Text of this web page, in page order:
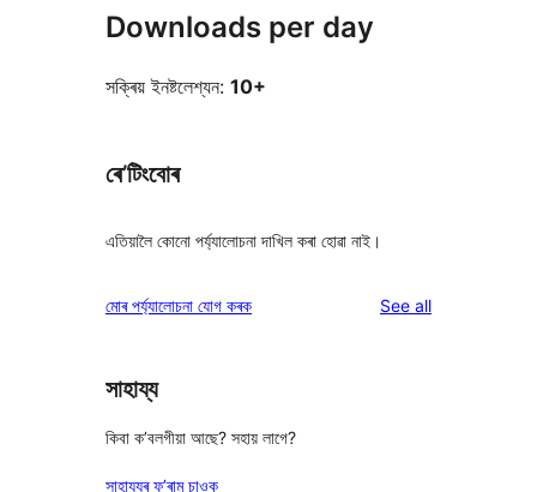
Downloads per day
সক্ৰিয় ইনষ্টলেশ্যন: 10+
ৰে’টিংবোৰ
এতিয়ালৈ কোনো পৰ্য্যালোচনা দাখিল কৰা হোৱা নাই।
মোৰ পৰ্য্যালোচনা যোগ কৰক See allreviews
সাহায্য
কিবা ক’বলগীয়া আছে? সহায় লাগে?
সাহায্যৰ ফ’ৰাম চাওক